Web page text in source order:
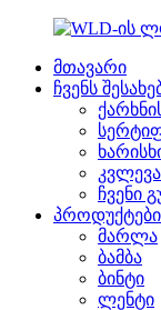
მთავარი
ჩვენს
ჩვენი
პროდუქტები
მარლა
ბამბა
ბინტი
ლენტი